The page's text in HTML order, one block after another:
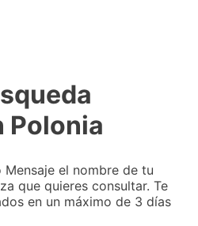
Polonia
el nombre de tu
que quieres consultar. Te
en un máximo de 3 días